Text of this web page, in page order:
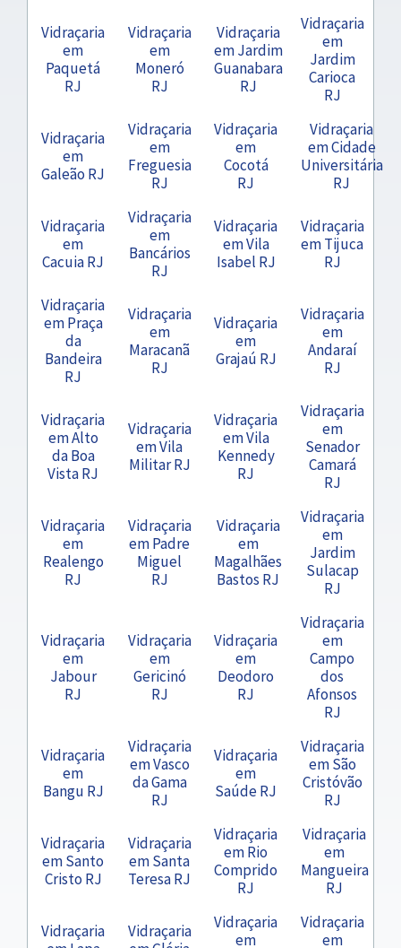
Vidraçaria
em
Paquetá
RJ
Vidraçaria
em
Moneró
RJ
Vidraçaria
em Jardim
Guanabara
RJ
Vidraçaria
em
Jardim
Carioca
RJ
Vidraçaria
em
Galeão RJ
Vidraçaria
em
Freguesia
RJ
Vidraçaria
em
Cocotá
RJ
Vidraçaria
em Cidade
Universitária
RJ
Vidraçaria
em
Cacuia RJ
Vidraçaria
em
Bancários
RJ
Vidraçaria
em Vila
Isabel RJ
Vidraçaria
em Tijuca
RJ
Vidraçaria
em Praça
da
Bandeira
RJ
Vidraçaria
em
Maracanã
RJ
Vidraçaria
em
Grajaú RJ
Vidraçaria
em
Andaraí
RJ
Vidraçaria
em Alto
da Boa
Vista RJ
Vidraçaria
em Vila
Militar RJ
Vidraçaria
em Vila
Kennedy
RJ
Vidraçaria
em
Senador
Camará
RJ
Vidraçaria
em
Realengo
RJ
Vidraçaria
em Padre
Miguel
RJ
Vidraçaria
em
Magalhães
Bastos RJ
Vidraçaria
em
Jardim
Sulacap
RJ
Vidraçaria
em
Jabour
RJ
Vidraçaria
em
Gericinó
RJ
Vidraçaria
em
Deodoro
RJ
Vidraçaria
em
Campo
dos
Afonsos
RJ
Vidraçaria
em
Bangu RJ
Vidraçaria
em Vasco
da Gama
RJ
Vidraçaria
em
Saúde RJ
Vidraçaria
em São
Cristóvão
RJ
Vidraçaria
em Santo
Cristo RJ
Vidraçaria
em Santa
Teresa RJ
Vidraçaria
em Rio
Comprido
RJ
Vidraçaria
em
Mangueira
RJ
Vidraçaria
Vidraçaria
Vidraçaria
em
Vidraçaria
em